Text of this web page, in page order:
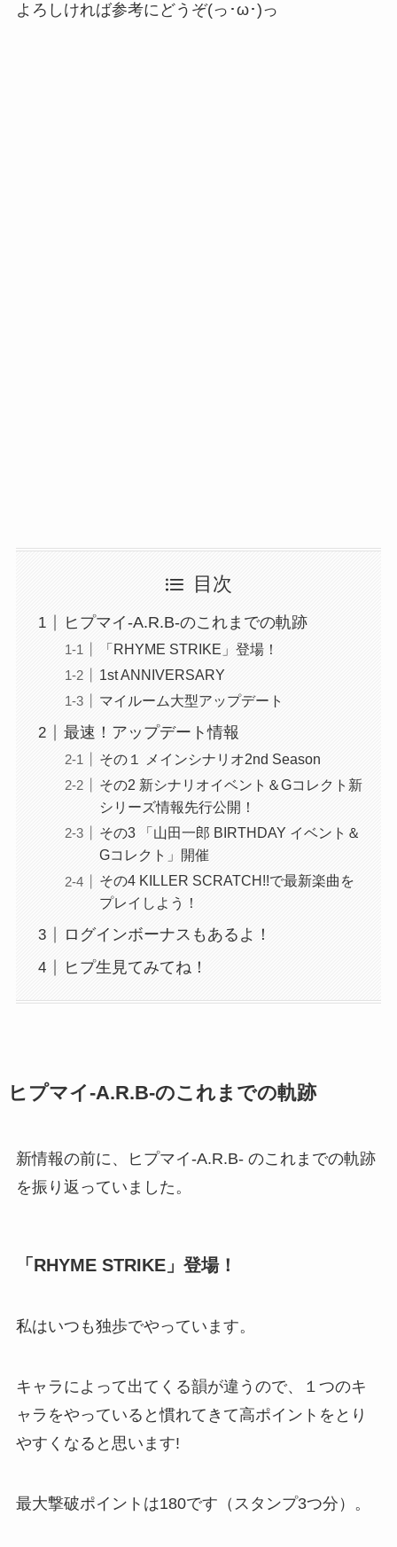
よろしければ参考にどうぞ(っ･ω･)っ
目次
ヒプマイ-A.R.B-のこれまでの軌跡
「RHYME STRIKE」登場！
1st ANNIVERSARY
マイルーム大型アップデート
最速！アップデート情報
その１ メインシナリオ2nd Season
その2 新シナリオイベント＆Gコレクト新
シリーズ情報先行公開！
その3 「山田一郎 BIRTHDAY イベント＆
Gコレクト」開催
その4 KILLER SCRATCH!!で最新楽曲を
プレイしよう！
ログインボーナスもあるよ！
ヒプ生見てみてね！
ヒプマイ-A.R.B-のこれまでの軌跡
新情報の前に、ヒプマイ-A.R.B- のこれまでの軌跡
を振り返っていました。
「RHYME STRIKE」登場！
私はいつも独歩でやっています。
キャラによって出てくる韻が違うので、１つのキ
ャラをやっていると慣れてきて高ポイントをとり
やすくなると思います!
最大撃破ポイントは180です（スタンプ3つ分）。